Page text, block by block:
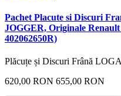
Pachet Placute si Discuri
JOGGER, Originale Renault
402062650R)
Plăcuțe și Discuri Frână
620,00 RON 655,00 RON